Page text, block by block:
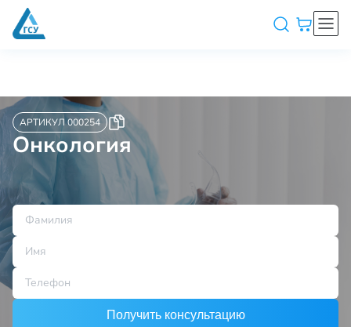
АРТИКУЛ 000254
Онкология
Получить консультацию